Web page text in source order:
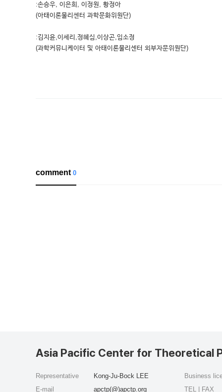
:손승우, 이은희, 이정원, 황정아
(아태이론물리센터 과학문화위원단)
:김지윤,이세리,정혜심,이상곤,임소정
(과학커뮤니케이터 및 아태이론물리센터 외부자문위원단)
comment0
Asia Pacific Center for Theoretical
Representative
Kong-Ju-Bock LEE
E-mail
apctp(@)apctp.org
Business
TEL | FAX